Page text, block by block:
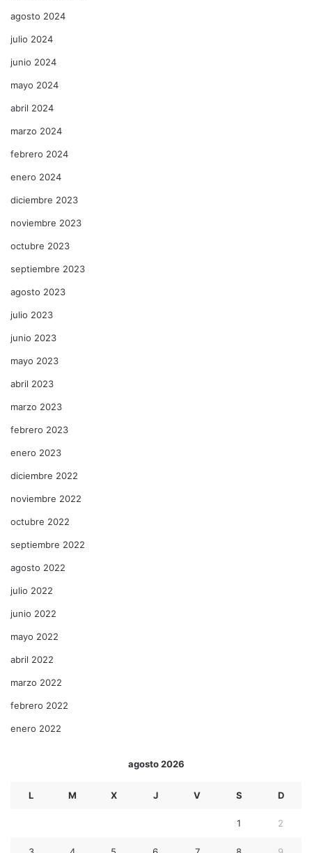
agosto 2024
julio 2024
junio 2024
mayo 2024
abril 2024
marzo 2024
febrero 2024
enero 2024
diciembre 2023
noviembre 2023
octubre 2023
septiembre 2023
agosto 2023
julio 2023
junio 2023
mayo 2023
abril 2023
marzo 2023
febrero 2023
enero 2023
diciembre 2022
noviembre 2022
octubre 2022
septiembre 2022
agosto 2022
julio 2022
junio 2022
mayo 2022
abril 2022
marzo 2022
febrero 2022
enero 2022
agosto 2026
L M X J V S D
1 2